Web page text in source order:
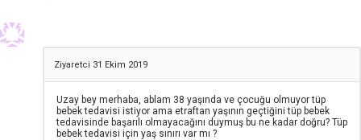
Ziyaretci 31 Ekim 2019
Uzay bey merhaba, ablam 38 yaşında ve çocuğu olmuyor tüp
bebek tedavisi istiyor ama etraftan yaşının geçtiğini tüp bebek
tedavisinde başarılı olmayacağını duymuş bu ne kadar doğru? Tüp
bebek tedavisi için yaş sınırı var mı ?